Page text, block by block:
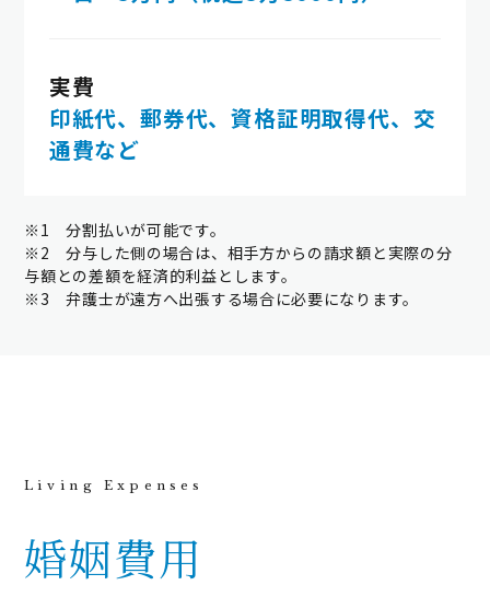
実費
印紙代、郵券代、資格証明取得代、交
通費など
※1 分割払いが可能です。
※2 分与した側の場合は、相手方からの請求額と実際の分
与額との差額を経済的利益とします。
※3 弁護士が遠方へ出張する場合に必要になります。
婚姻費用